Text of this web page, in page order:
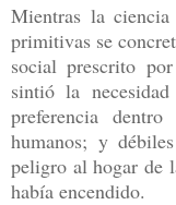
Mientras la
primitivas se
social prescrito
sintió la
preferencia
humanos; y
peligro al hogar de
había encendido.